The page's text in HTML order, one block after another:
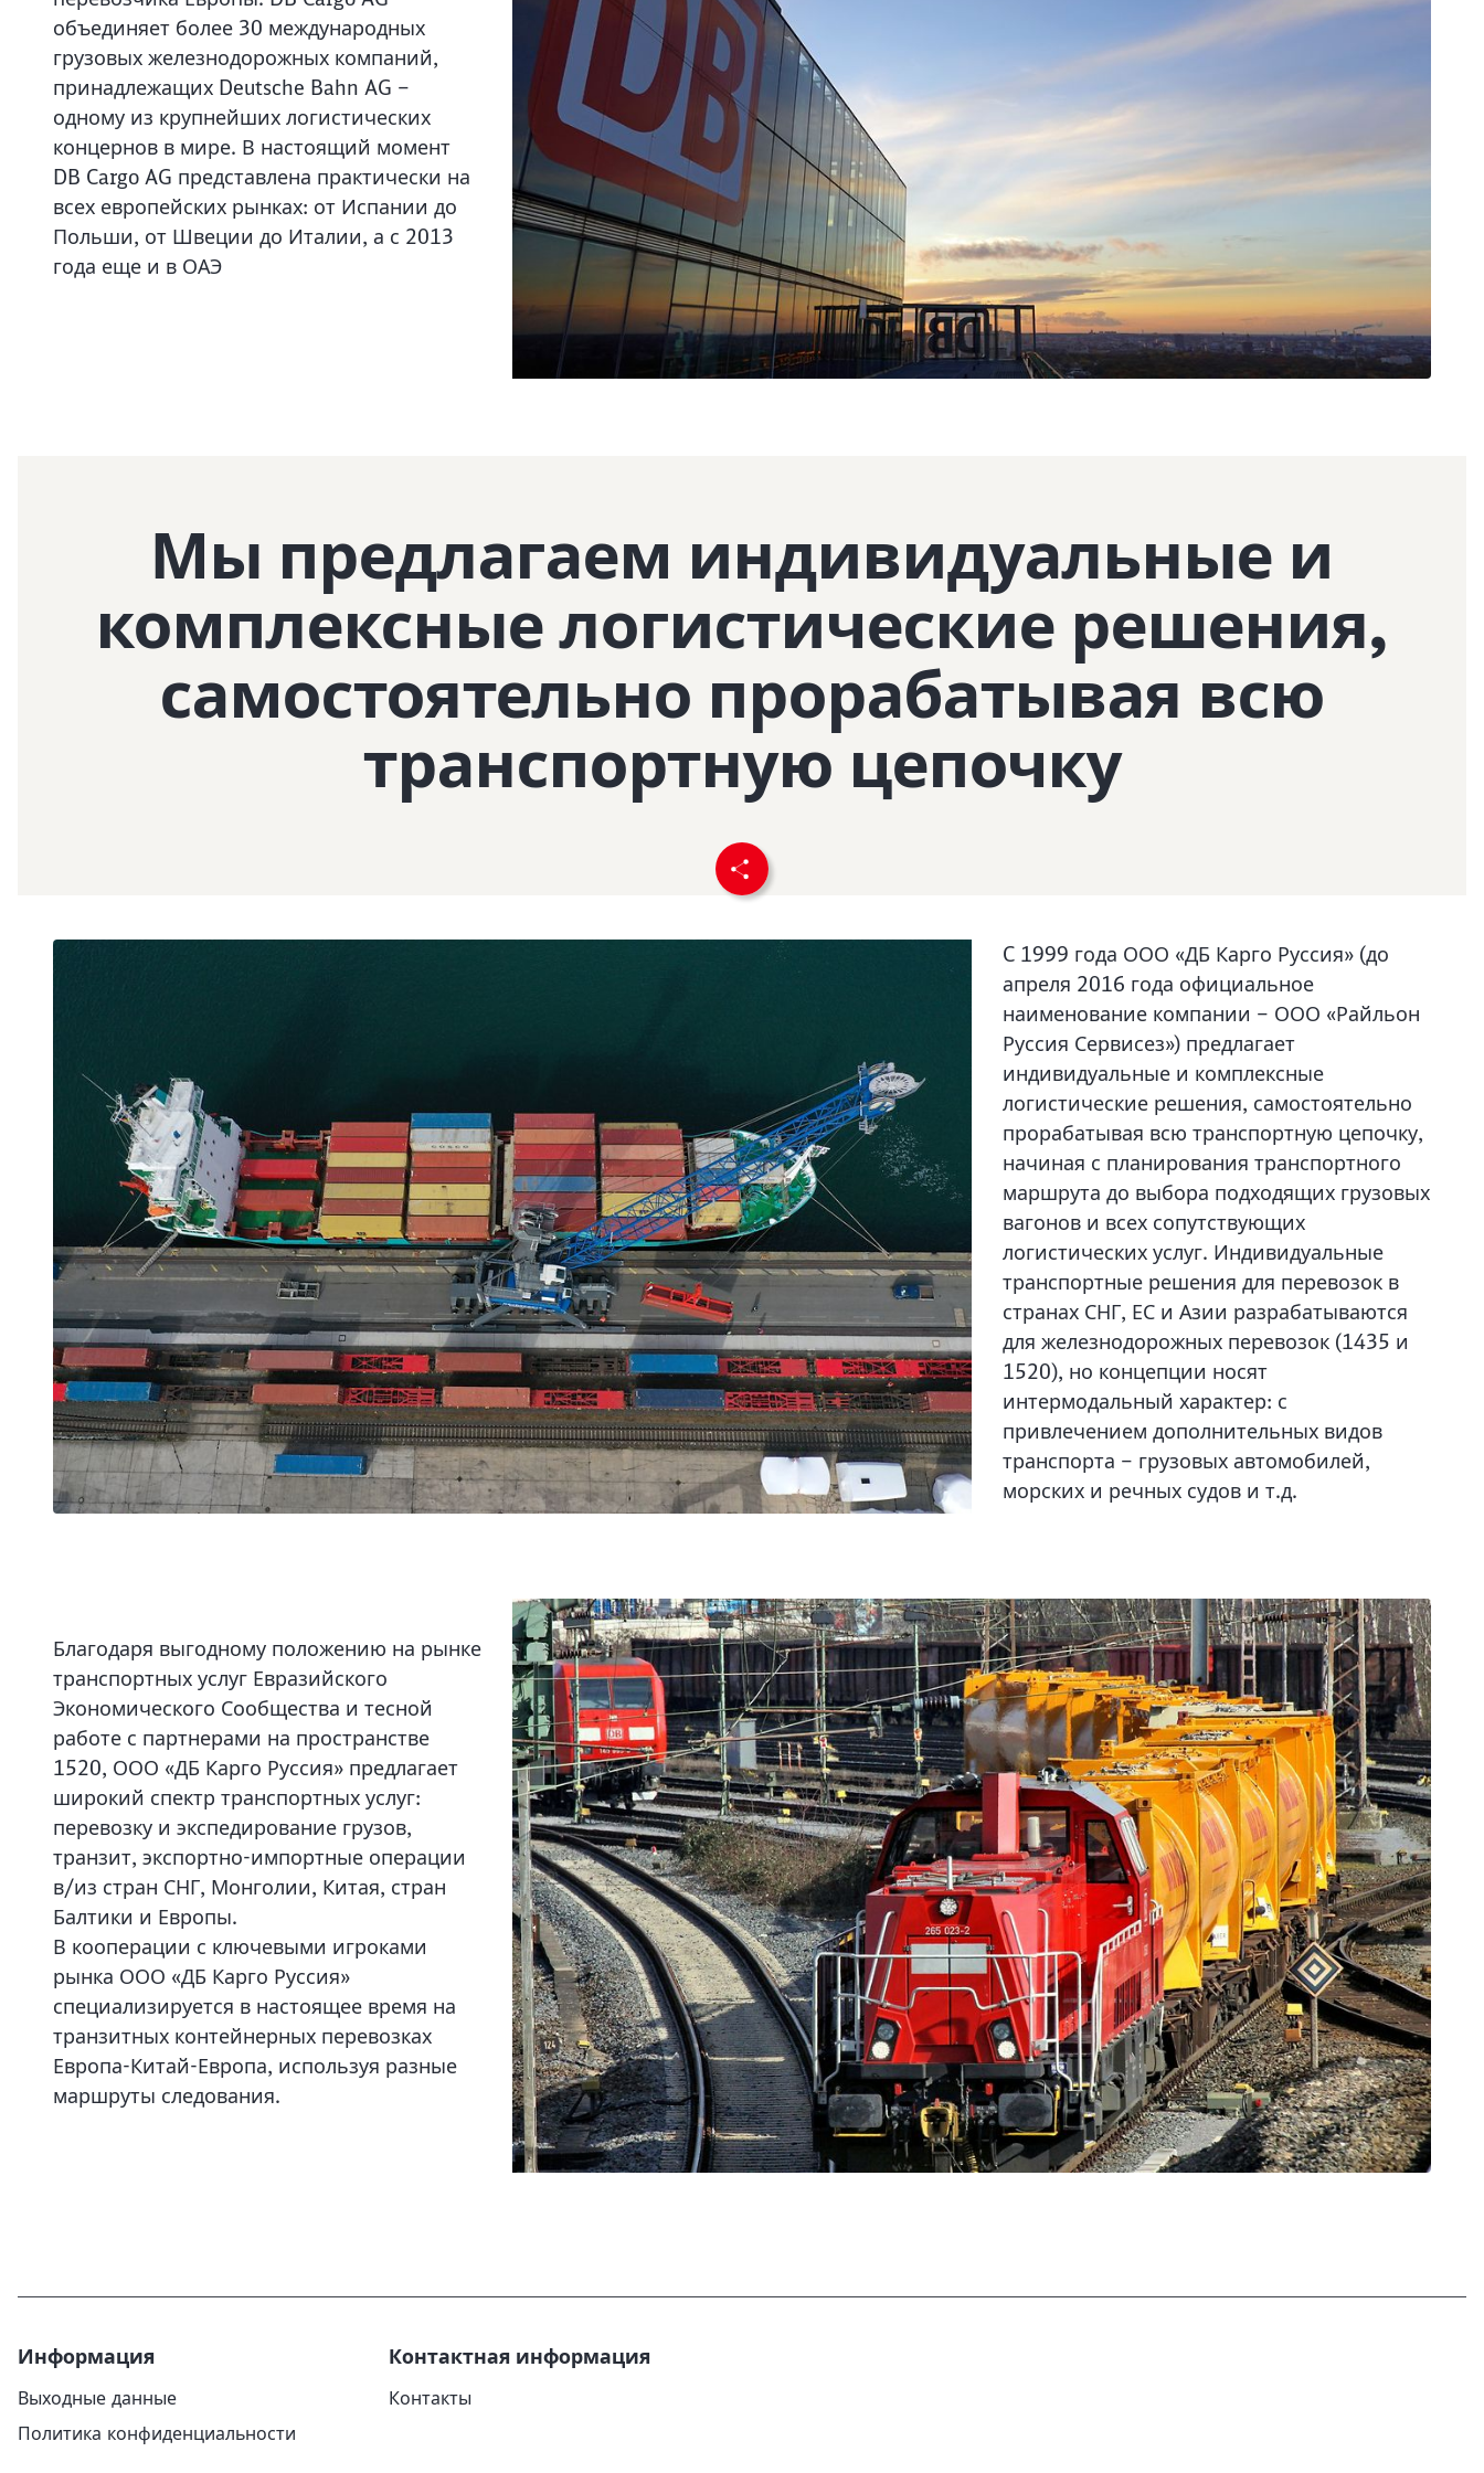
Перезвонить
объединяет более 30 международных
грузовых железнодорожных компаний,
принадлежащих Deutsche Bahn AG –
одному из крупнейших логистических
концернов в мире. В настоящий момент
DB Cargo AG представлена практически на
всех европейских рынках: от Испании до
Польши, от Швеции до Италии, а с 2013
года еще и в ОАЭ
Мы предлагаем индивидуальные и
комплексные логистические решения,
самостоятельно прорабатывая всю
транспортную цепочку
Recommend page
C 1999 года ООО «ДБ Карго Руссия» (до
апреля 2016 года официальное
наименование компании – ООО «Райльон
Руссия Сервисез») предлагает
индивидуальные и комплексные
логистические решения, самостоятельно
прорабатывая всю транспортную цепочку,
начиная с планирования транспортного
маршрута до выбора подходящих грузовых
вагонов и всех сопутствующих
логистических услуг. Индивидуальные
транспортные решения для перевозок в
странах СНГ, ЕС и Азии разрабатываются
для железнодорожных перевозок (1435 и
1520), но концепции носят
интермодальный характер: с
привлечением дополнительных видов
транспорта – грузовых автомобилей,
морских и речных судов и т.д.
Благодаря выгодному положению на рынке
транспортных услуг Евразийского
Экономического Сообщества и тесной
работе с партнерами на пространстве
1520, ООО «ДБ Карго Руссия» предлагает
широкий спектр транспортных услуг:
перевозку и экспедирование грузов,
транзит, экспортно-импортные операции
в/из стран СНГ, Монголии, Китая, стран
Балтики и Европы.
В кооперации с ключевыми игроками
рынка ООО «ДБ Карго Руссия»
специализируется в настоящее время на
транзитных контейнерных перевозках
Европа-Китай-Европа, используя разные
маршруты следования.
Информация
Выходные данные
Политика конфиденциальности
Контактная информация
Контакты
Close
Would you like to be forwarded to